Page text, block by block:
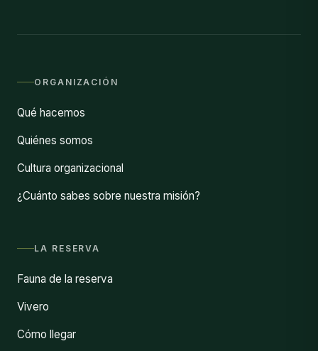
ORGANIZACIÓN
Qué hacemos
Quiénes somos
Cultura organizacional
¿Cuánto sabes sobre nuestra misión?
LA RESERVA
Fauna de la reserva
Vivero
Cómo llegar